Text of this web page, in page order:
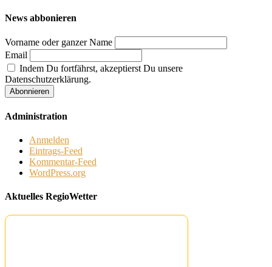
News abbonieren
Vorname oder ganzer Name
Email
Indem Du fortfährst, akzeptierst Du unsere
Datenschutzerklärung.
Administration
Anmelden
Eintrags-Feed
Kommentar-Feed
WordPress.org
Aktuelles RegioWetter